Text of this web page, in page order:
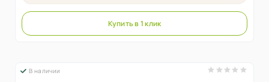
Купить в 1 клик
В наличии